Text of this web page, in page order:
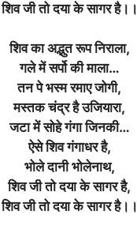
शिव जी तो दया के सागर है।।
शिव का अद्भुत रूप निराला,
गले में सर्पो की माला…
तन पे भस्म रमाए जोगी,
मस्तक चंद्र है उजियारा,
जटा में सोहे गंगा जिनकी…
ऐसे शिव गंगाधर है,
भोले दानी भोलेनाथ,
शिव जी तो दया के सागर है,
शिव जी तो दया के सागर है।।